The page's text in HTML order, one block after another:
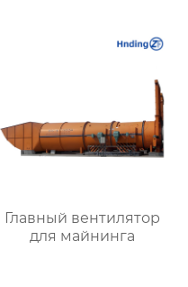
Главный вентилятор
для майнинга